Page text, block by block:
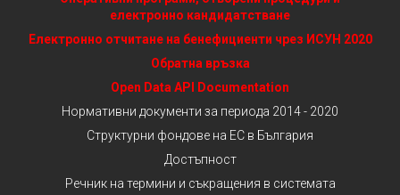
електронно кандидатстване
Електронно отчитане на бенефициенти чрез ИСУН 2020
Обратна връзка
Open Data API Documentation
Нормативни документи за периода 2014 - 2020
Структурни фондове на ЕС в България
Достъпност
Речник на термини и съкращения в системата